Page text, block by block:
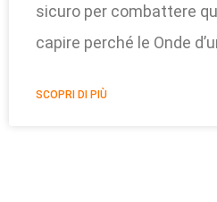
sicuro per combattere
capire perché le Onde
SCOPRI DI PIÙ